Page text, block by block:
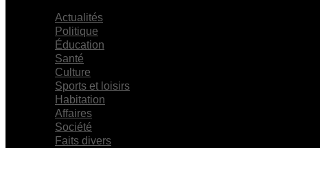
Actualités
Politique
Éducation
Santé
Culture
Sports et loisirs
Habitation
Affaires
Société
Faits divers